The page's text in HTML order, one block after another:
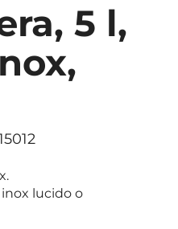
5 l,
lucido o